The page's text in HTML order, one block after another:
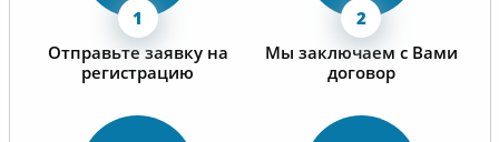
Отправьте заявку на
регистрацию
Мы заключаем с Вами
договор